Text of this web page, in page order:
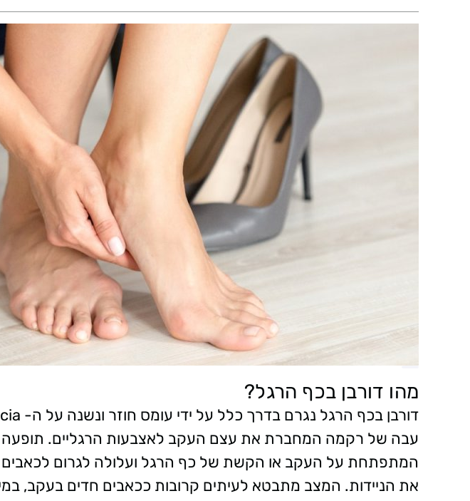
מהו דורבן בכף הרגל?
עבה של רקמה המחברת את עצם העקב לאצבעות הרגליים. תופעה
המתפתחת על העקב או הקשת של כף הרגל ועלולה לגרום לכאבים
את הניידות. המצב מתבטא לעיתים קרובות ככאבים חדים בעקב,